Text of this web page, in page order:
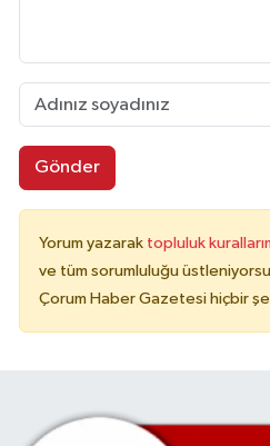
Gönder
Yorum yazarak topluluk
ve tüm sorumluluğu
Çorum Haber Gazetesi hiçbir